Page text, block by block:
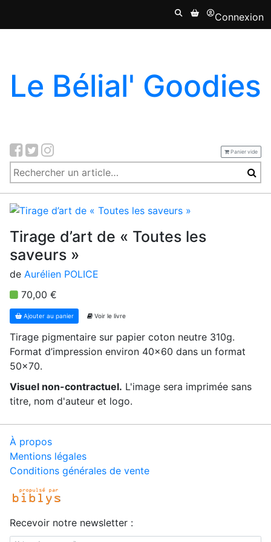
Connexion
Le Bélial' Goodies
Panier vide
Tirage d’art de « Toutes les
saveurs »
de Aurélien POLICE
70,00 €
Ajouter au panier Voir le livre
Tirage pigmentaire sur papier coton neutre 310g.
Format d’impression environ 40x60 dans un format
50x70.
Visuel non-contractuel. L'image sera imprimée sans
titre, nom d'auteur et logo.
À propos
Mentions légales
Conditions générales de vente
Recevoir notre newsletter :